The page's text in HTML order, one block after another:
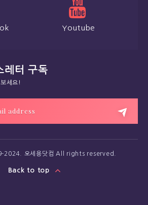
Youtube
레터 구독
세요!
2024. 오세용닷컴 All rights reserved.
Back to top